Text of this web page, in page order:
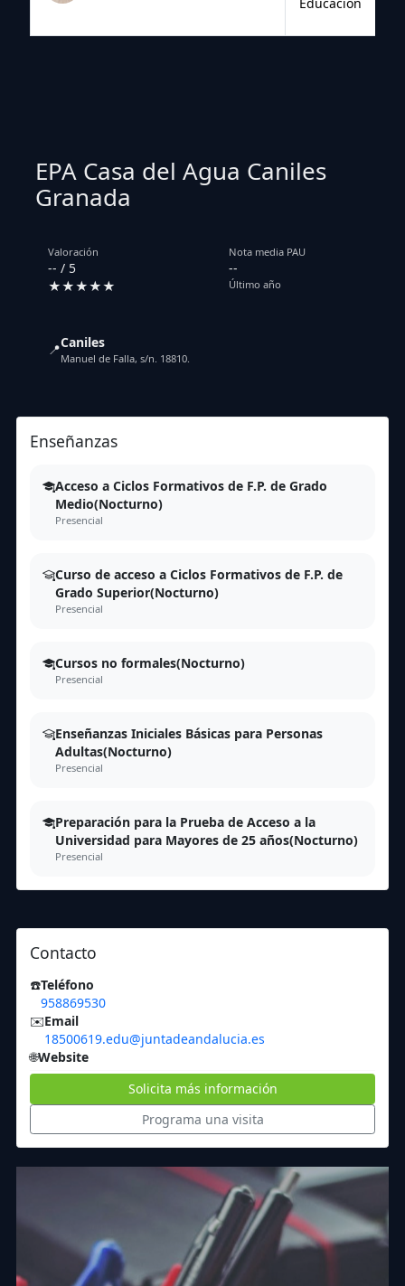
EPA Casa del Agua Caniles
Granada
Valoración
-- / 5
★★★★★
Nota media PAU
--
Último año
📍Caniles
Manuel de Falla, s/n. 18810.
Enseñanzas
Acceso a Ciclos Formativos de F.P. de Grado
Medio(Nocturno)
Presencial
Curso de acceso a Ciclos Formativos de F.P. de
Grado Superior(Nocturno)
Presencial
Cursos no formales(Nocturno)
Presencial
Enseñanzas Iniciales Básicas para Personas
Adultas(Nocturno)
Presencial
Preparación para la Prueba de Acceso a la
Universidad para Mayores de 25 años(Nocturno)
Presencial
Contacto
☎️Teléfono
958869530
✉️Email
18500619.edu@juntadeandalucia.es
🌐Website
Solicita más información
Programa una visita